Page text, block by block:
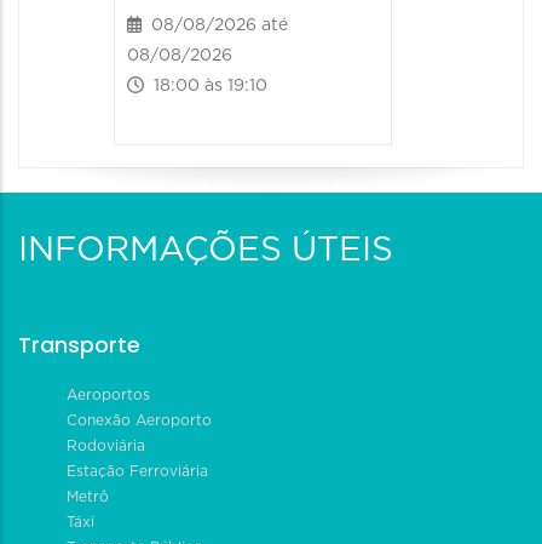
08/08/2026 até
08/08/2026
18:00 às 19:10
INFORMAÇÕES ÚTEIS
Transporte
Aeroportos
Conexão Aeroporto
Rodoviária
Estação Ferroviária
Metrô
Táxi